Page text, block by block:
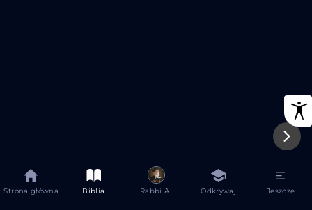
Strona główna Biblia Rabbi AI Odkrywaj Jeszcze